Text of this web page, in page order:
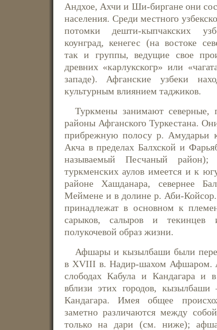
Андхое, Ахчи и Ши-биргане они
населения. Среди местного
потомки дешти-кыпчакских
коунград, кенегес (на востоке
так и группы, ведущие свое
древних «карлукскогр» или
западе). Афганские узбеки
культурным влиянием таджиков.
Туркмены занимают северные,
районы Афганского Туркестана.
прибрежную полосу р. Амударьи
Акча в пределах Балхской и
называемый Песчаный район);
туркменских аулов имеется и к
районе Хашданара, севернее
Меймене и в долине р. Аби-
принадлежат в основном к
сарыков, салыров и
полукочевой образ жизни.
Афшары и кызылбаши были
в XVIII в. Надир-шахом Афшаром.
слободах Кабула и Кандагара и
вблизи этих городов,
Кандагара. Имея общее
заметно различаются между
только на дари (см. ниже);